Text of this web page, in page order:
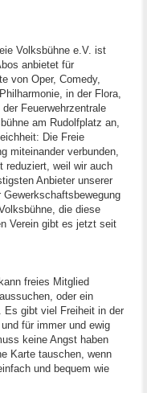
Volksbühne e.V. ist
anbietet für
von Oper, Comedy,
in der Flora,
Feuerwehrzentrale
am Rudolfplatz an,
Die Freie
miteinander verbunden,
reduziert, weil wir auch
Anbieter unserer
die diese
Verein gibt es jetzt seit
freies Mitglied
oder ein
Es gibt viel Freiheit in der
für immer und ewig
keine Angst haben
Karte tauschen, wenn
und bequem wie